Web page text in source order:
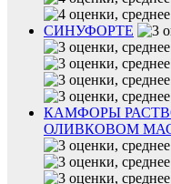
СИНУФОРТЕ
КАМФОРЫ
ОЛИВКОВОМ